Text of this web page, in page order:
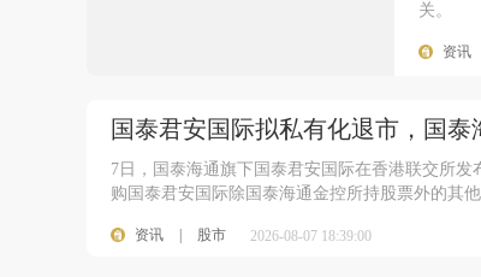
关。
资讯
国泰君安国际拟私有化退市，国
7日，国泰海通旗下国泰君安国际在香港联交所
购国泰君安国际除国泰海通金控所持股票外的其
资讯 股市 2026-08-07 18:39:00